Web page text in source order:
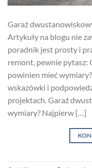
Garaż
Artykuły na blogu nie
poradnik jest prosty i
remont, pewnie
powinien mieć
wskazówki i
projektach. Garaż
wymiary? Najpierw […]